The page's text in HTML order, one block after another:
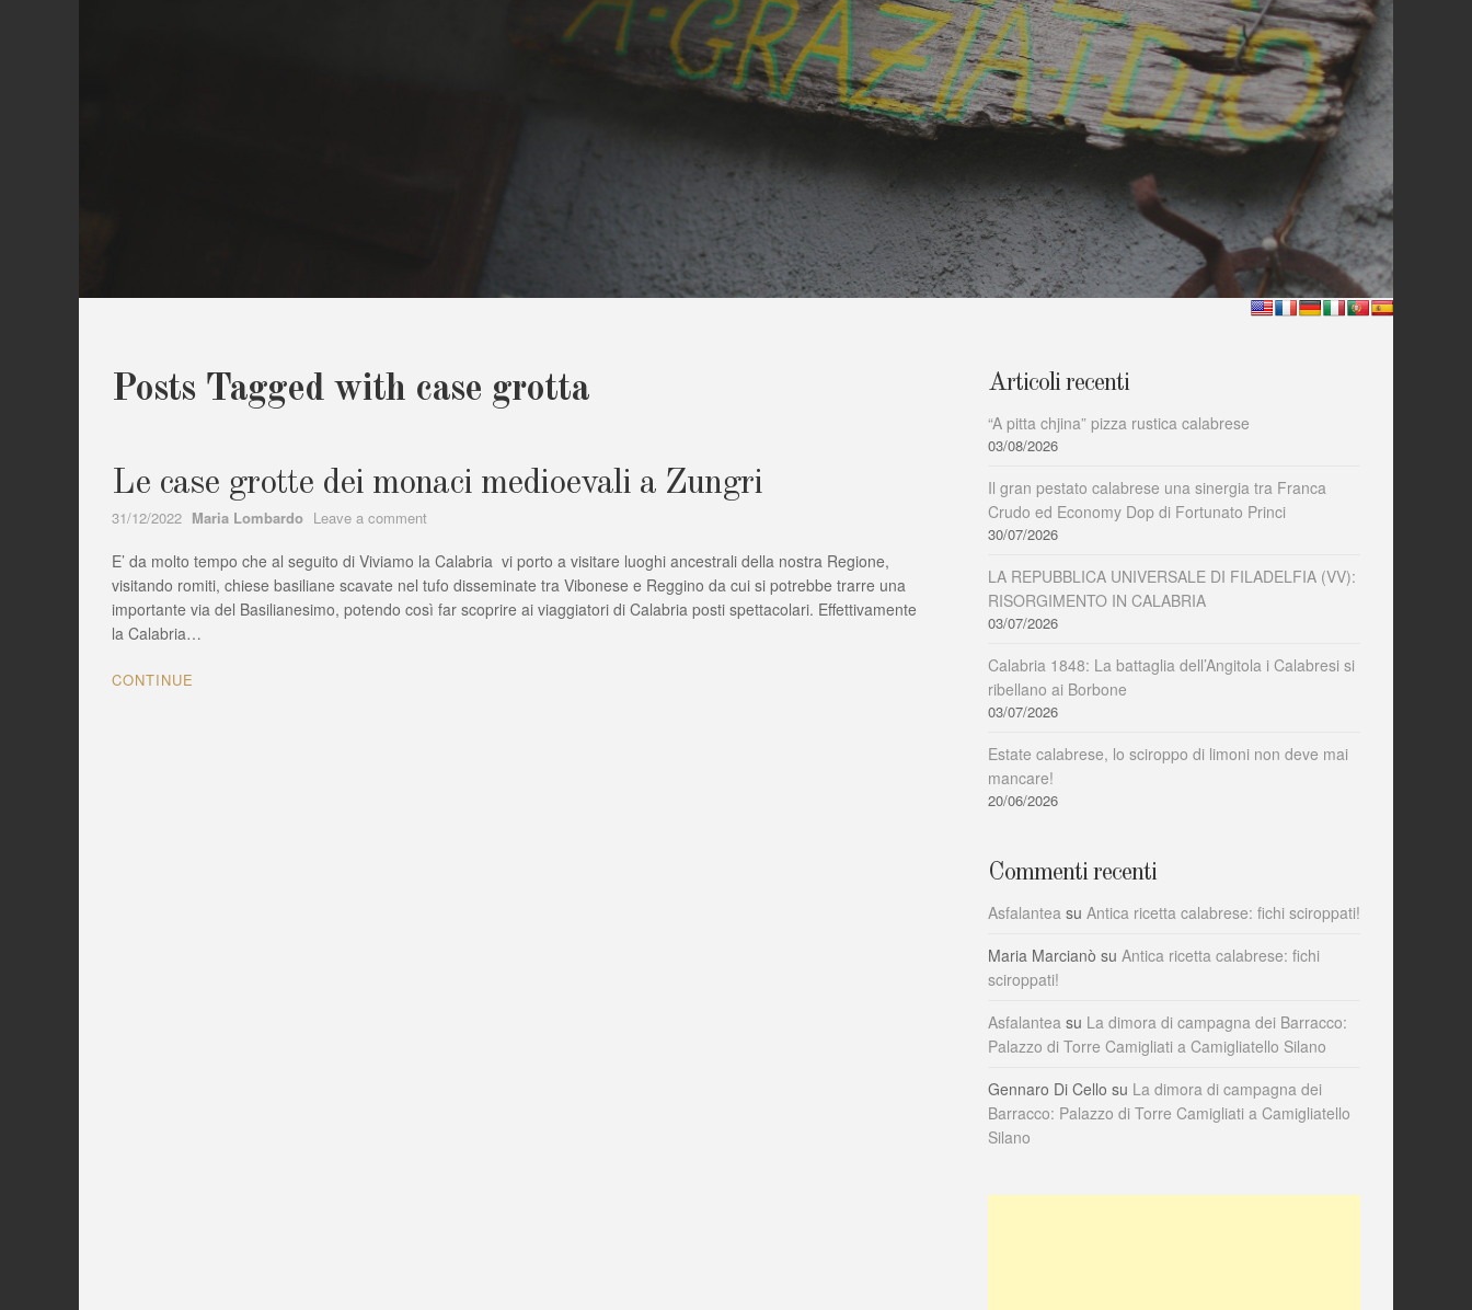
Posts Tagged with case grotta
Le case grotte dei monaci medioevali a Zungri
31/12/2022 Author
Maria Lombardo Leave a comment
case
grotte
dei
E’ da molto tempo che al seguito di Viviamo la Calabria vi porto a visitare luoghi ancestrali della nostra Regione,
visitando romiti, chiese basiliane scavate nel tufo disseminate tra Vibonese e Reggino da cui si potrebbe trarre una
importante via del Basilianesimo, potendo così far scoprire ai viaggiatori di Calabria posti spettacolari. Effettivamente
la Calabria…
CONTINUE
Articoli recenti
“A pitta chjina” pizza rustica calabrese
03/08/2026
Il gran pestato calabrese una sinergia tra Franca
Crudo ed Economy Dop di Fortunato Princi
30/07/2026
LA REPUBBLICA UNIVERSALE DI FILADELFIA (VV):
RISORGIMENTO IN CALABRIA
03/07/2026
Calabria 1848: La battaglia dell’Angitola i Calabresi si
ribellano ai Borbone
03/07/2026
Estate calabrese, lo sciroppo di limoni non deve mai
mancare!
20/06/2026
Commenti recenti
Asfalantea su Antica ricetta calabrese: fichi sciroppati!
Maria Marcianò su Antica ricetta calabrese: fichi
sciroppati!
Asfalantea su La dimora di campagna dei Barracco:
Palazzo di Torre Camigliati a Camigliatello Silano
Gennaro Di Cello su La dimora di campagna dei
Barracco: Palazzo di Torre Camigliati a Camigliatello
Silano